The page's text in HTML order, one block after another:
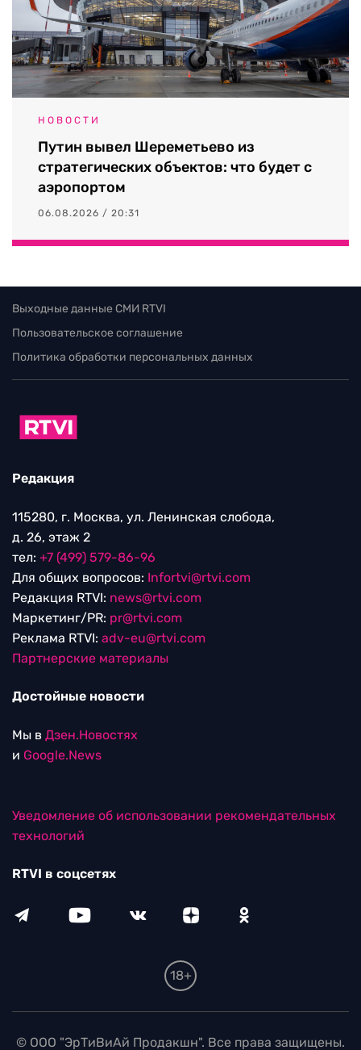
НОВОСТИ
Путин вывел Шереметьево из
стратегических объектов: что будет с
аэропортом
06.08.2026 / 20:31
Выходные данные СМИ RTVI
Пользовательское соглашение
Политика обработки персональных данных
Редакция
115280, г. Москва, ул. Ленинская слобода,
д. 26, этаж 2
тел: +7 (499) 579-86-96
Для общих вопросов: Infortvi@rtvi.com
Редакция RTVI: news@rtvi.com
Маркетинг/PR: pr@rtvi.com
Реклама RTVI: adv-eu@rtvi.com
Партнерские материалы
Достойные новости
Мы в Дзен.Новостях
и Google.News
Уведомление об использовании рекомендательных
технологий
RTVI в соцсетях
18+
© ООО "ЭрТиВиАй Продакшн". Все права защищены.